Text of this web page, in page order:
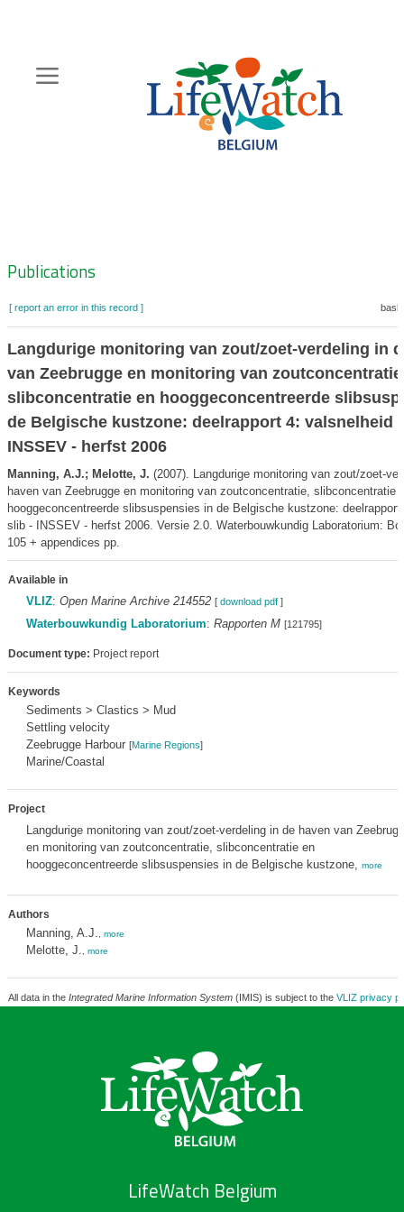
content
Zoeknavigatie
Publications
[ report an error in this record ]
Langdurige monitoring van zout/zoet-verdeling in
van Zeebrugge en monitoring van
slibconcentratie en hooggeconcentreerde
de Belgische kustzone: deelrapport 4: valsnelheid
INSSEV - herfst 2006
Manning, A.J.; Melotte, J. (2007). Langdurige monitoring van zout/zoet-
haven van Zeebrugge en monitoring van zoutconcentratie, slibconcentratie
hooggeconcentreerde slibsuspensies in de Belgische kustzone:
slib - INSSEV - herfst 2006. Versie 2.0. Waterbouwkundig Laboratorium:
105 + appendices pp.
Available in
VLIZ: Open Marine Archive 214552 [ download pdf]
Waterbouwkundig Laboratorium: Rapporten M [121795]
Document type: Project report
Keywords
Sediments > Clastics > Mud
Settling velocity
Zeebrugge Harbour [Marine Regions]
Marine/Coastal
Project
Langdurige monitoring van zout/zoet-verdeling in de haven van
en monitoring van zoutconcentratie, slibconcentratie en
hooggeconcentreerde slibsuspensies in de Belgische kustzone, more
Authors
Manning, A.J. more
Melotte, J. more
All data in the Integrated Marine Information System(IMIS) is subject to the VLIZ privacy
LifeWatch Belgium